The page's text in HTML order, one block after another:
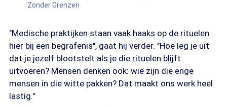
Zonder Grenzen
"Medische praktijken staan vaak haaks op de rituelen
hier bij een begrafenis", gaat hij verder. "Hoe leg je uit
dat je jezelf blootstelt als je die rituelen blijft
uitvoeren? Mensen denken ook: wie zijn die enge
mensen in die witte pakken? Dat maakt ons werk heel
lastig."